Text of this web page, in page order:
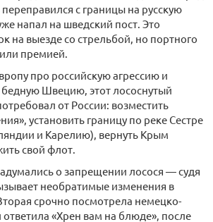
с границы на русскую
напал на шведский пост. Это
на выезде со стрельбой, но портного
премией.
про российскую агрессию и
бедную Швецию, этот лососнутый
от России: возместить
установить границу по реке Сестре
и Карелию), вернуть Крым
свой флот.
о запрещении лосося — судя
необратимые изменения в
срочно посмотрела немецко-
ответила «Хрен вам на блюде», после